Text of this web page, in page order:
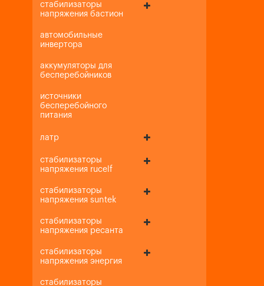
стабилизаторы
напряжения бастион
автомобильные
инвертора
аккумуляторы для
бесперебойников
источники
бесперебойного
питания
латр
стабилизаторы
напряжения rucelf
стабилизаторы
напряжения suntek
стабилизаторы
напряжения ресанта
стабилизаторы
напряжения энергия
стабилизаторы